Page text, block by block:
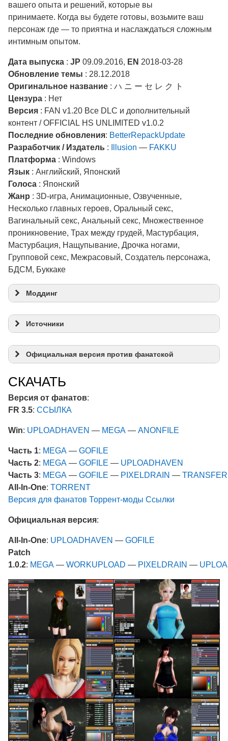
вашего опыта и решений, которые вы
принимаете. Когда вы будете готовы, возьмите ваш
персонаж где — то приятна и наслаждаться сложным
интимным опытом.
Дата выпуска : JP 09.09.2016, EN 2018-03-28
Обновление темы : 28.12.2018
Оригинальное название : ハ ニ ー セ レ ク ト
Цензура : Нет
Версия : FAN v1.20 Все DLC и дополнительный
контент / OFFICIAL HS UNLIMITED v1.0.2
Последние обновления: BetterRepackUpdate
Разработчик / Издатель : Illusion — FAKKU
Платформа : Windows
Язык : Английский, Японский
Голоса : Японский
Жанр : 3D-игра, Анимационные, Озвученные,
Несколько главных героев, Оральный секс,
Вагинальный секс, Анальный секс, Множественное
проникновение, Трах между грудей, Мастурбация,
Мастурбация, Нащупывание, Дрочка ногами,
Групповой секс, Межрасовый, Создатель персонажа,
БДСМ, Буккаке
Моддинг
Источники
Официальная версия против фанатской
СКАЧАТЬ
Версия от фанатов:
FR 3.5: ССЫЛКА
Win: UPLOADHAVEN — MEGA — ANONFILE
Часть 1: MEGA — GOFILE
Часть 2: MEGA — GOFILE — UPLOADHAVEN
Часть 3: MEGA — GOFILE — PIXELDRAIN — TRANSFER
All-In-One: TORRENT
Версия для фанатов Торрент-моды Ссылки
Официальная версия:
All-In-One: UPLOADHAVEN — GOFILE
Patch
1.0.2: MEGA — WORKUPLOAD — PIXELDRAIN —